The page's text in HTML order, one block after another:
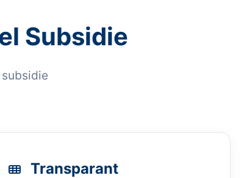
Subsidie
Transparant